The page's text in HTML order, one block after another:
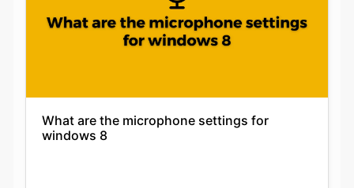
What are the microphone settings for
windows 8